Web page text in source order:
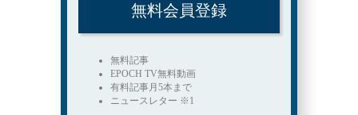
無料会員登録
無料記事
EPOCH TV無料動画
有料記事月5本まで
ニュースレター ※1